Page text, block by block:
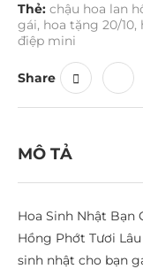
Thẻ: chậu hoa lan
gái, hoa tặng 20/10,
điệp mini
Share
MÔ TẢ
Hoa Sinh Nhật Bạn
Hồng Phớt Tươi
sinh nhật cho bạn